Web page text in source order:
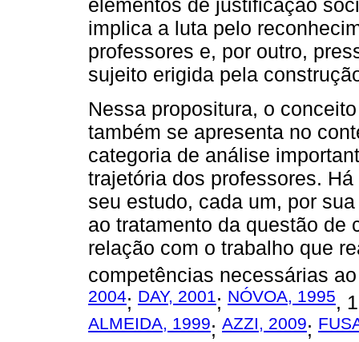
elementos de justificação
implica a luta pelo
professores e, por outro,
sujeito erigida pela
Nessa propositura, o
também se apresenta no
categoria de análise
trajetória dos professores.
seu estudo, cada um, por
ao tratamento da questão de
relação com o trabalho que
competências necessárias
2004; DAY, 2001; NÓVOA, 1995,
ALMEIDA, 1999; AZZI, 2009;